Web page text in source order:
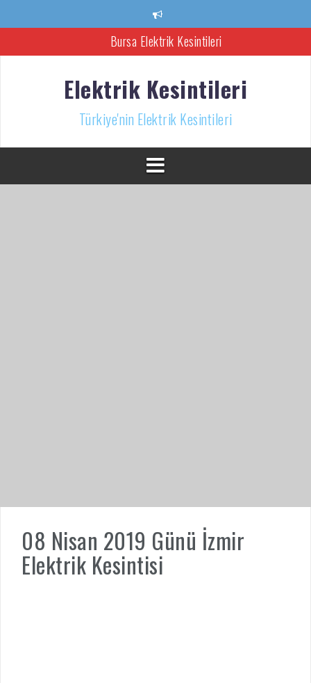
Bursa Elektrik Kesintileri
Türkiye’nin Elektrik Kesintileri Haber Kaynağı
İzmir Elektrik Kesintisi
Elektrik Kesintileri
Türkiye'nin Elektrik Kesintileri
08 Nisan 2019 Günü İzmir
Elektrik Kesintisi